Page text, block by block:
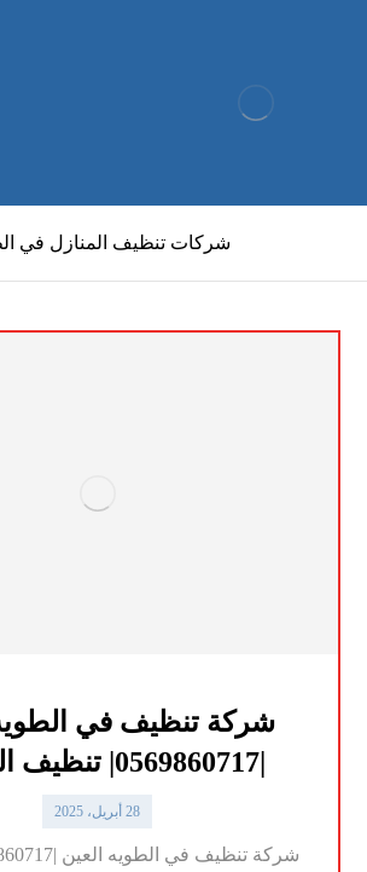
شركات تنظيف المنازل في
شركة تنظيف في
|0569860717| تنظيف المنازل
28 أبريل، 2025